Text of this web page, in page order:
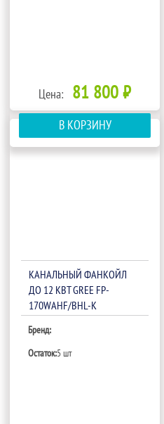
Цена: 81 800 ₽
В КОРЗИНУ
КАНАЛЬНЫЙ ФАНКОЙЛ
ДО 12 КВТ GREE FP-
170WAHF/BHL-K
Бренд:
Остаток:5 шт